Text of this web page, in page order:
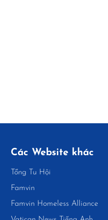
Các Website khác
Tổng Tu Hội
Famvin
Famvin Homeless Alliance